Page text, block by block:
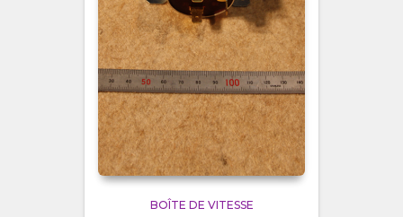
BOÎTE DE VITESSE